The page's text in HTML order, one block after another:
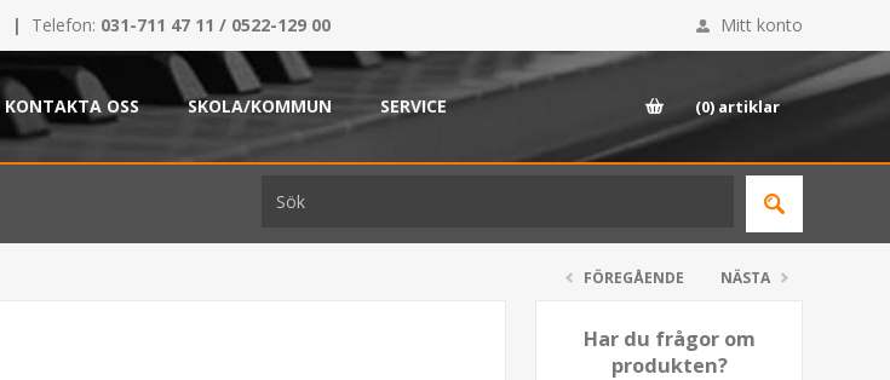
| Telefon: 031-711 47 11 / 0522-129 00 Mitt konto
KONTAKTA OSS SKOLA/KOMMUN SERVICE (0) artiklar
FÖREGÅENDE NÄSTA
Har du frågor om
produkten?